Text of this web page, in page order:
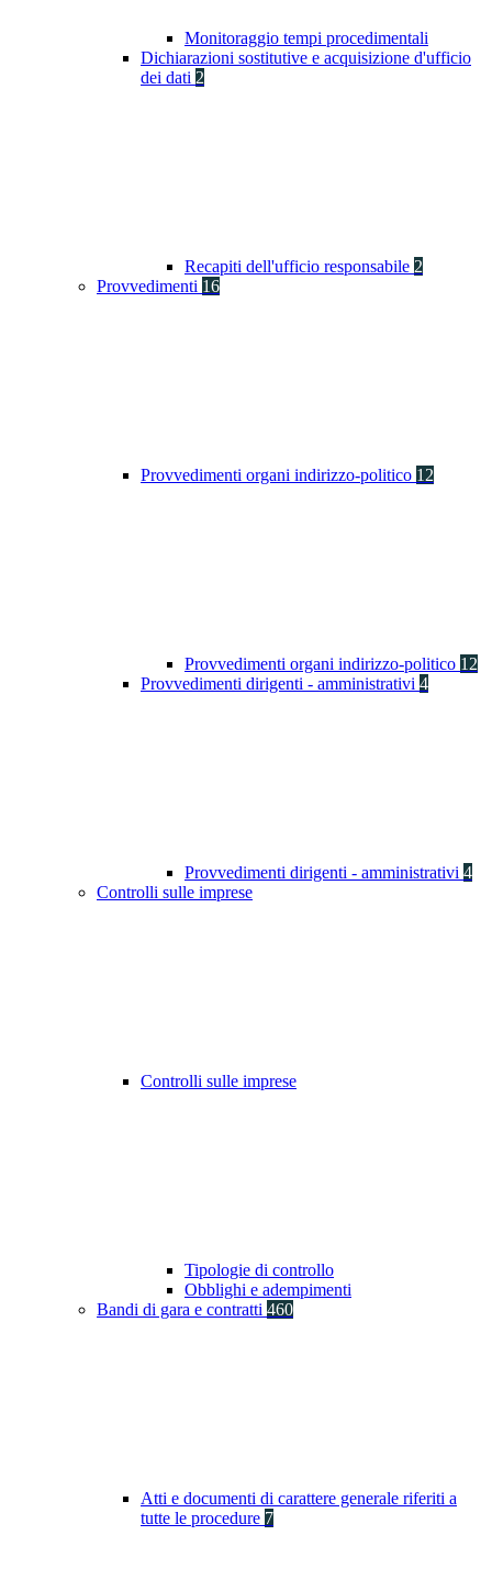
Monitoraggio tempi procedimentali
Dichiarazioni sostitutive e acquisizione d'ufficio
dei dati 2
Recapiti dell'ufficio responsabile 2
Provvedimenti 16
Provvedimenti organi indirizzo-politico 12
Provvedimenti organi indirizzo-politico 12
Provvedimenti dirigenti - amministrativi 4
Provvedimenti dirigenti - amministrativi 4
Controlli sulle imprese
Controlli sulle imprese
Tipologie di controllo
Obblighi e adempimenti
Bandi di gara e contratti 460
Atti e documenti di carattere generale riferiti a
tutte le procedure 7